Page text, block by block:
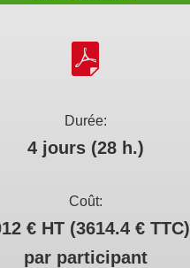
Durée:
4 jours (28 h.)
Coût:
€ HT (3614.4 € TTC)
par participant